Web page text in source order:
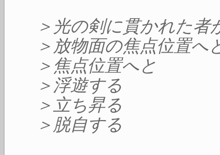
＞光の剣に貫かれた
＞放物面の焦点位置へ
＞焦点位置へと
＞浮遊する
＞立ち昇る
＞脱自する